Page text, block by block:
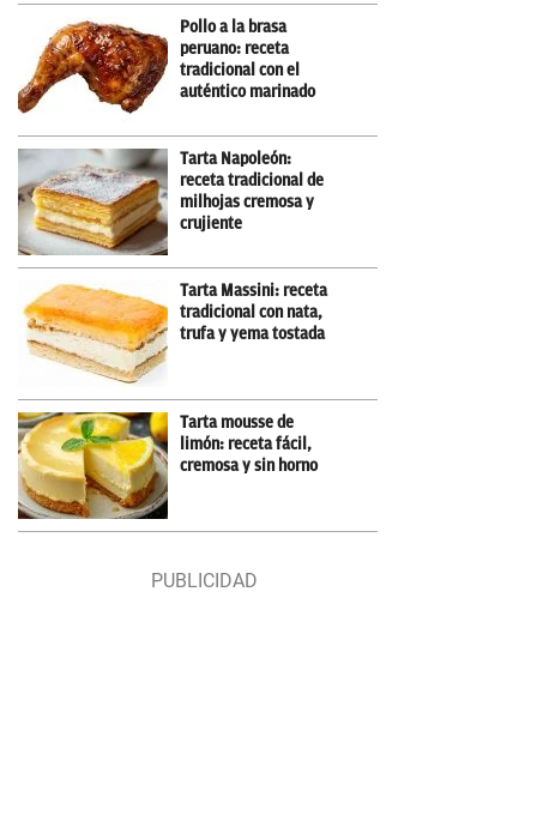
Pollo a la brasa
peruano: receta
tradicional con el
auténtico marinado
Tarta Napoleón:
receta tradicional de
milhojas cremosa y
crujiente
Tarta Massini: receta
tradicional con nata,
trufa y yema tostada
Tarta mousse de
limón: receta fácil,
cremosa y sin horno